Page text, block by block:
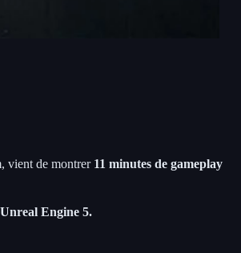
vient de montrer11 minutes de gameplay
Engine 5.